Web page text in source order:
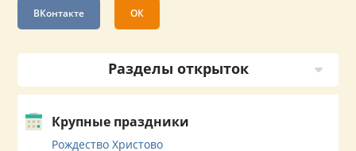
ВКонтакте ОК
Разделы открыток
Крупные праздники
Рождество Христово